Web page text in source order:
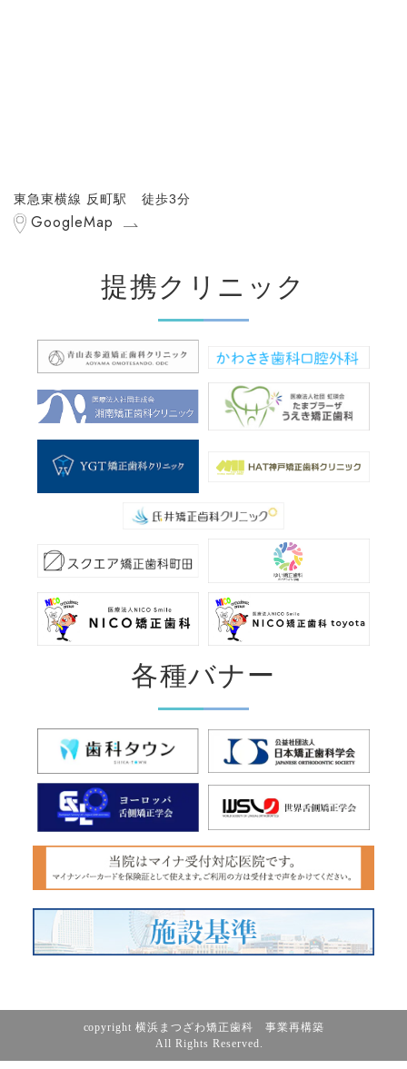
東急東横線 反町駅 徒歩3分
GoogleMap
提携クリニック
各種バナー
copyright 横浜まつざわ矯正歯科 事業再構築
All Rights Reserved.